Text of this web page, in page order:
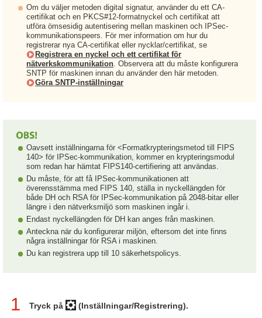
Om du väljer metoden digital signatur, använder du ett CA-
certifikat och en PKCS#12-formatnyckel och certifikat att
utföra ömsesidig autentisering mellan maskinen och IPSec-
kommunikationspeers. För mer information om hur du
registrerar nya CA-certifikat eller nycklar/certifikat, se
Registrera en nyckel och ett certifikat för
nätverkskommunikation. Observera att du måste konfigurera
SNTP för maskinen innan du använder den här metoden.
Göra SNTP-inställningar
Oavsett inställningarna för <Formatkrypteringsmetod till FIPS
140> för IPSec-kommunikation, kommer en krypteringsmodul
som redan har hämtat FIPS140-certifiering att användas.
Du måste, för att få IPSec-kommunikationen att
överensstämma med FIPS 140, ställa in nyckellängden för
både DH och RSA för IPSec-kommunikation på 2048-bitar eller
längre i den nätverksmiljö som maskinen ingår i.
Endast nyckellängden för DH kan anges från maskinen.
Anteckna när du konfigurerar miljön, eftersom det inte finns
några inställningar för RSA i maskinen.
Du kan registrera upp till 10 säkerhetspolicys.
1 Tryck på (Inställningar/Registrering).